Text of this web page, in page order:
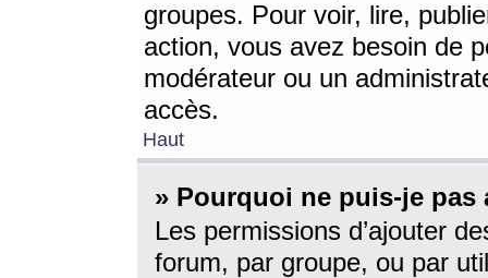
groupes. Pour voir, lire,
action, vous avez besoin de
modérateur ou un
accès.
Haut
» Pourquoi ne puis-je
Les permissions d’ajouter
forum, par groupe, ou par